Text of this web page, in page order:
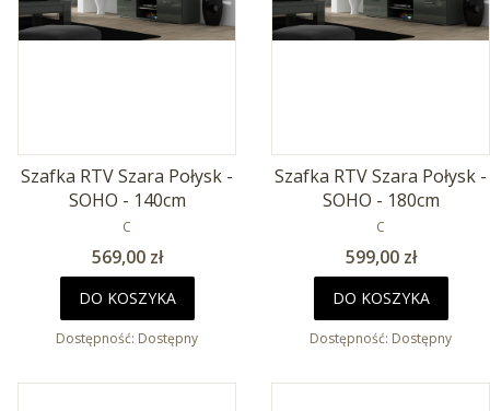
Szafka RTV Szara Połysk -
SOHO - 140cm
PRODUCENT
C
Cena
569,00 zł
DO KOSZYKA
Dostępność: Dostępny
Szafka RTV Szara Połysk -
SOHO - 180cm
PRODUCENT
C
Cena
599,00 zł
DO KOSZYKA
Dostępność: Dostępny